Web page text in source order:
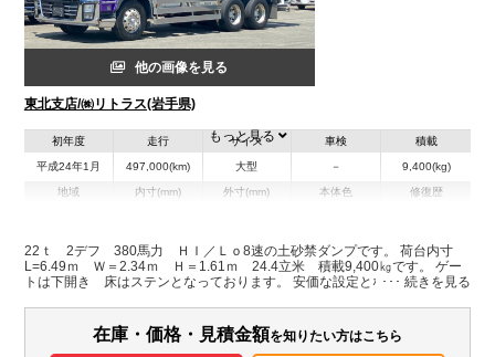
他の画像を見る
東北支店/㈱リトラス(岩手県)
初年度
平成24年1月
走行
497,000(km)
サイズ
大型
車検
－
積載
9,400(kg)
地域 内寸(mm) 外寸(mm) 本体色 修復歴
装備情報
エアコン パワステ パワーウィンドウ ABS エアバッグ
電動格納ミラー
もっと見る
22ｔ 2デフ 380馬力 ＨＩ／Ｌｏ8速の土砂禁ダンプです。 荷台内寸
L=6.49ｍ Ｗ＝2.34ｍ Ｈ＝1.61ｍ 24.4立米 積載9,400㎏です。 ゲー
トは下開き 床はステンとなっております。 安価な設定となっております
下さい☆
在庫・価格・見積金額を知りたい方はこちら